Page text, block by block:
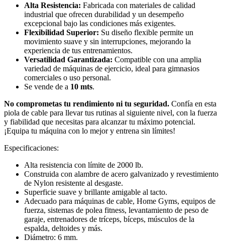
Alta Resistencia: Fabricada con materiales de calidad
industrial que ofrecen durabilidad y un desempeño
excepcional bajo las condiciones más exigentes.
Flexibilidad Superior: Su diseño flexible permite un
movimiento suave y sin interrupciones, mejorando la
experiencia de tus entrenamientos.
Versatilidad Garantizada: Compatible con una amplia
variedad de máquinas de ejercicio, ideal para gimnasios
comerciales o uso personal.
Se vende de a 10 mts.
No comprometas tu rendimiento ni tu seguridad. Confía en esta
piola de cable para llevar tus rutinas al siguiente nivel, con la fuerza
y fiabilidad que necesitas para alcanzar tu máximo potencial.
¡Equipa tu máquina con lo mejor y entrena sin límites!
Especificaciones:
Alta resistencia con límite de 2000 lb.
Construida con alambre de acero galvanizado y revestimiento
de Nylon resistente al desgaste.
Superficie suave y brillante amigable al tacto.
Adecuado para máquinas de cable, Home Gyms, equipos de
fuerza, sistemas de polea fitness, levantamiento de peso de
garaje, entrenadores de tríceps, bíceps, músculos de la
espalda, deltoides y más.
Diámetro: 6 mm.